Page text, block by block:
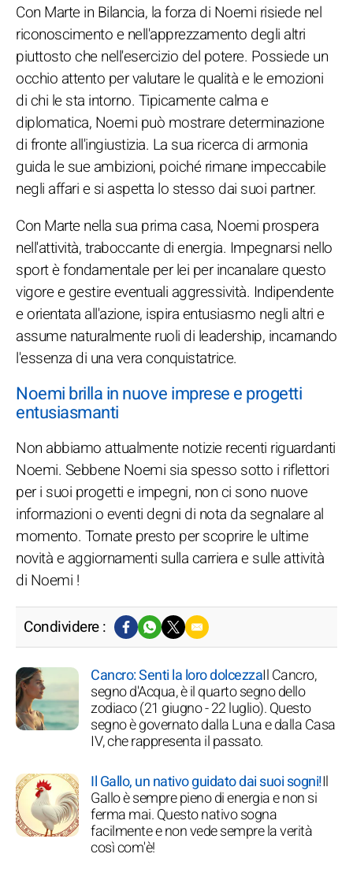
Con Marte in Bilancia, la forza di Noemi risiede nel
riconoscimento e nell'apprezzamento degli altri
piuttosto che nell'esercizio del potere. Possiede un
occhio attento per valutare le qualità e le emozioni
di chi le sta intorno. Tipicamente calma e
diplomatica, Noemi può mostrare determinazione
di fronte all'ingiustizia. La sua ricerca di armonia
guida le sue ambizioni, poiché rimane impeccabile
negli affari e si aspetta lo stesso dai suoi partner.
Con Marte nella sua prima casa, Noemi prospera
nell'attività, traboccante di energia. Impegnarsi nello
sport è fondamentale per lei per incanalare questo
vigore e gestire eventuali aggressività. Indipendente
e orientata all'azione, ispira entusiasmo negli altri e
assume naturalmente ruoli di leadership, incarnando
l'essenza di una vera conquistatrice.
Noemi brilla in nuove imprese e progetti
entusiasmanti
Non abbiamo attualmente notizie recenti riguardanti
Noemi. Sebbene Noemi sia spesso sotto i riflettori
per i suoi progetti e impegni, non ci sono nuove
informazioni o eventi degni di nota da segnalare al
momento. Tornate presto per scoprire le ultime
novità e aggiornamenti sulla carriera e sulle attività
di Noemi !
Condividere :
Cancro: Senti la loro dolcezzaIl Cancro,
segno d'Acqua, è il quarto segno dello
zodiaco (21 giugno - 22 luglio). Questo
segno è governato dalla Luna e dalla Casa
IV, che rappresenta il passato.
Il Gallo, un nativo guidato dai suoi sogni!Il
Gallo è sempre pieno di energia e non si
ferma mai. Questo nativo sogna
facilmente e non vede sempre la verità
così com'è!